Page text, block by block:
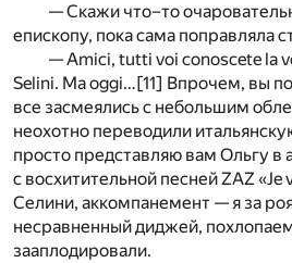
— Скажи что–то
епископу, пока сама поправляла
— Amici, tutti voi conoscete la
Selini. Ma oggi… [11] Впрочем, вы
все засмеялись с небольшим
неохотно переводили
просто представляю вам Ольгу
с восхитительной песней ZAZ «Je
Селини, аккомпанемент — я за
несравненный диджей,
зааплодировали.